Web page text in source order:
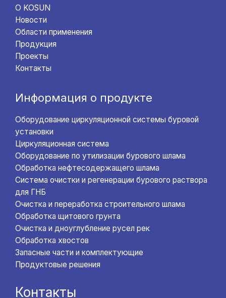
О KOSUN
Новости
Области применения
Продукция
Проекты
Контакты
Информация о продукте
Оборудование циркуляционной системы буровой
установки
Циркуляционная система
Оборудование по утилизации бурового шлама
Обработка нефтесодержащего шлама
Система очистки и регенерации бурового раствора
для ГНБ
Очистка и переработка строительного шлама
Обработка щитового грунта
Очистка и дноуглубление русел рек
Обработка хвостов
Запасные части и комплектующие
Продуктовые решения
Контакты